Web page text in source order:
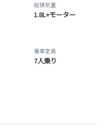
総排気量
1.8L+モーター
乗車定員
7人乗り